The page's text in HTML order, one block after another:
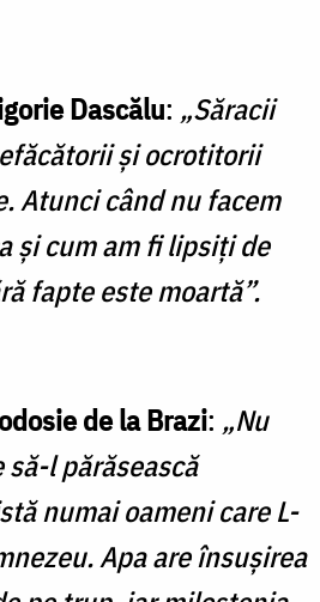
Dascălu: „Săracii
şi ocrotitorii
Atunci când nu facem
şi cum am fi lipsiţi de
fapte este moartă”.
de la Brazi: „Nu
să-l părăsească
numai oameni care L-
Apa are însuşirea